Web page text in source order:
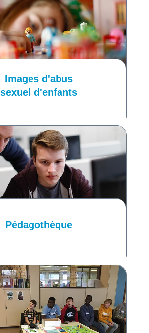
Images d'abus
sexuel d'enfants
Pédagothèque